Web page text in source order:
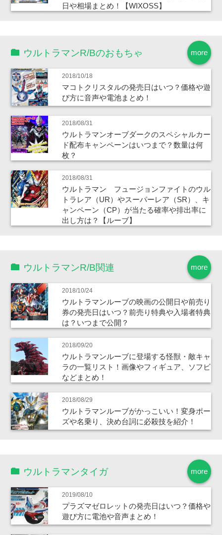
日や相場まとめ！【WIXOSS】
more
ウルトラマンR/Bのおもちゃ
2018/10/18
マコトクリスタルの発売日はいつ？価格や遊
び方に音声や電池まとめ！
2018/08/31
ウルトラマンオーブダークのスペシャルカー
ド配布キャンペーンはいつまで？数量は何
枚？
2018/08/31
ウルトラマン フュージョンファイトのウル
トラレア（UR）やスーパーレア（SR）、キ
ャンペーン（CP）が当たる確率や排出率に
出し方は？【ルーブ】
more
ウルトラマンR/B関連
2018/10/24
ウルトラマンルーブの映画の公開日や前売り
券の発売日はいつ？前売り特典や入場者特典
は？いつまで公開？
2018/09/20
ウルトラマンルーブに登場する怪獣・敵キャ
ラの一覧リスト！画像やフィギュア、ソフビ
などまとめ！
2018/08/29
ウルトラマンルーブがかっこいい！変身ポー
ズや名乗り、決め台詞に必殺技を紹介！
more
ウルトラマンタイガ
2019/08/10
プラズマゼロレットの発売日はいつ？価格や
遊び方に電池や音声まとめ！